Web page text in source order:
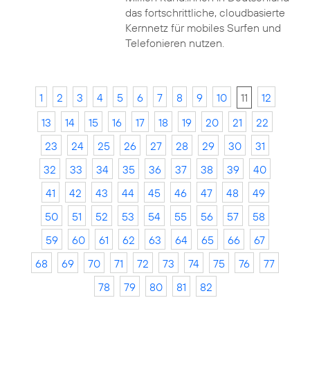
das fortschrittliche, cloudbasierte
Kernnetz für mobiles Surfen und
Telefonieren nutzen.
1 2 3 4 5 6 7 8 9 10 11
12
13
14 15 16 17 18 19 20 21
22
23
24 25 26 27 28 29 30
31
32
33 34 35 36 37 38 39
40
41
42 43 44 45 46 47 48
49
50
51 52 53 54 55 56 57
58
59
60 61 62 63 64 65 66
67
68
69 70 71 72 73 74 75 76
77
78
79 80 81 82